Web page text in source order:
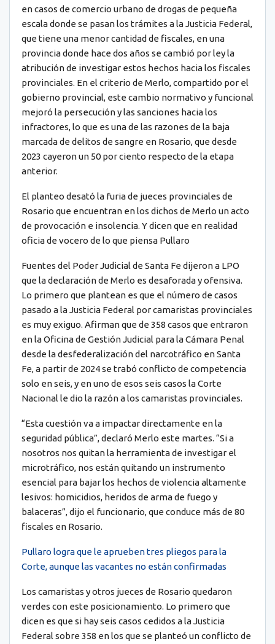
en casos de comercio urbano de drogas de pequeña
escala donde se pasan los trámites a la Justicia Federal,
que tiene una menor cantidad de fiscales, en una
provincia donde hace dos años se cambió por ley la
atribución de investigar estos hechos hacia los fiscales
provinciales. En el criterio de Merlo, compartido por el
gobierno provincial, este cambio normativo y funcional
mejoró la persecución y las sanciones hacia los
infractores, lo que es una de las razones de la baja
marcada de delitos de sangre en Rosario, que desde
2023 cayeron un 50 por ciento respecto de la etapa
anterior.
El planteo desató la furia de jueces provinciales de
Rosario que encuentran en los dichos de Merlo un acto
de provocación e insolencia. Y dicen que en realidad
oficia de vocero de lo que piensa Pullaro
Fuentes del Poder Judicial de Santa Fe dijeron a LPO
que la declaración de Merlo es desaforada y ofensiva.
Lo primero que plantean es que el número de casos
pasado a la Justicia Federal por camaristas provinciales
es muy exiguo. Afirman que de 358 casos que entraron
en la Oficina de Gestión Judicial para la Cámara Penal
desde la desfederalización del narcotráfico en Santa
Fe, a partir de 2024 se trabó conflicto de competencia
solo en seis, y en uno de esos seis casos la Corte
Nacional le dio la razón a los camaristas provinciales.
“Esta cuestión va a impactar directamente en la
seguridad pública”, declaró Merlo este martes. “Si a
nosotros nos quitan la herramienta de investigar el
microtráfico, nos están quitando un instrumento
esencial para bajar los hechos de violencia altamente
lesivos: homicidios, heridos de arma de fuego y
balaceras”, dijo el funcionario, que conduce más de 80
fiscales en Rosario.
Pullaro logra que le aprueben tres pliegos para la
Corte, aunque las vacantes no están confirmadas
Los camaristas y otros jueces de Rosario quedaron
verdes con este posicionamiento. Lo primero que
dicen es que si hay seis casos cedidos a la Justicia
Federal sobre 358 en los que se planteó un conflicto de